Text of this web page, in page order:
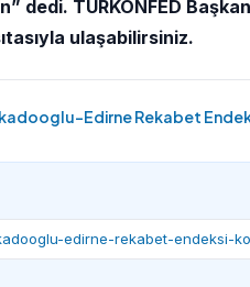
dedi. TÜRKONFED
ulaşabilirsiniz.
Edirne Rekabet
edirne-rekabet-endeksi-